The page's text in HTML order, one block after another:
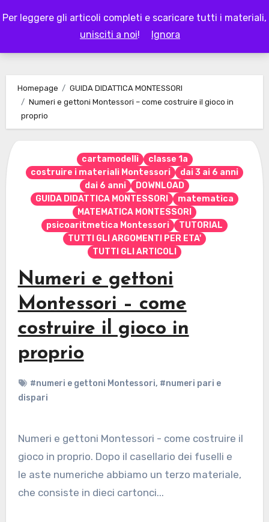
Per leggere gli articoli completi e scaricare tutti i materiali,
unisciti a noi! Ignora
to
LAPAPPADOLCE
Homepage
GUIDA DIDATTICA MONTESSORI
Numeri e gettoni Montessori – come costruire il gioco in
proprio
cartamodelli
classe 1a
costruire i materiali Montessori
dai 3 ai 6 anni
dai 6 anni
DOWNLOAD
GUIDA DIDATTICA MONTESSORI
matematica
MATEMATICA MONTESSORI
psicoaritmetica Montessori
TUTORIAL
TUTTI GLI ARGOMENTI PER ETA'
TUTTI GLI ARTICOLI
Numeri e gettoni
Montessori – come
costruire il gioco in
proprio
#numeri e gettoni Montessori, #numeri pari e
dispari
Numeri e gettoni Montessori - come costruire il
gioco in proprio. Dopo il casellario dei fuselli e
le aste numeriche abbiamo un terzo materiale,
che consiste in dieci cartonci...